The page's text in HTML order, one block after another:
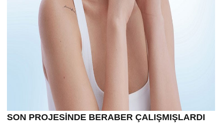
SON PROJESİNDE BERABER ÇALIŞMIŞLARDI